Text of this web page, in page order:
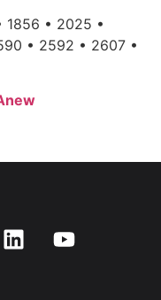
1856 • 2025 •
• 2592 • 2607 •